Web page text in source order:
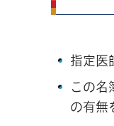
指定医
この名
の有無